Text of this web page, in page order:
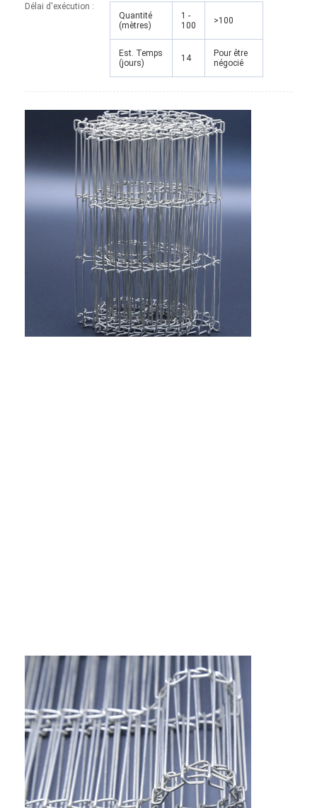
Aperçu
Produits
A propos de nous
Visite d'usine
Contrôle de la qualité
Tous les cas
Oven Conveyor Belt
Délai d'exécution :
Quantité
(mètres)
1 -
100
>100
Est. Temps
(jours)
14
Pour être
négocié